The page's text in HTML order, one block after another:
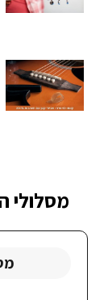
מסלולי
מסלול